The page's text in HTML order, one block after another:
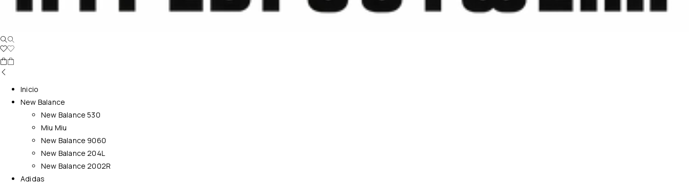
Inicio
New Balance
New Balance 530
Miu Miu
New Balance 9060
New Balance 204L
New Balance 2002R
Adidas